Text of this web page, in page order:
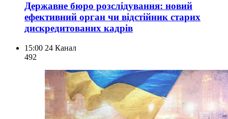
Державне бюро розслідування: новий
ефективний орган чи відстійник старих
дискредитованих кадрів
15:00 24 Канал
492